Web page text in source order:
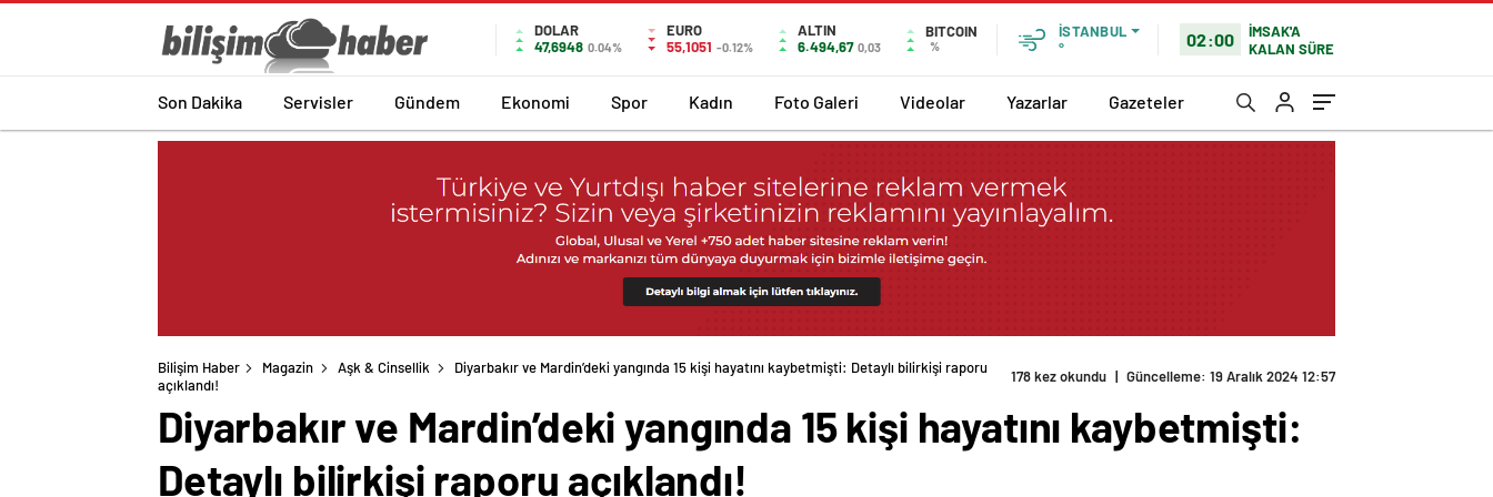
DOLAR
47,6948 0.04%
EURO
55,1051 -0.12%
ALTIN
6.494,67 0,03
BITCOIN
%
İSTANBUL
°
02:00
İMSAK'A
KALAN SÜRE
Son Dakika Servisler Gündem Ekonomi Spor Kadın Foto Galeri Videolar Yazarlar Gazeteler
Bilişim Haber Magazin Aşk & Cinsellik Diyarbakır ve Mardin’deki yangında 15 kişi hayatını kaybetmişti: Detaylı bilirkişi raporu açıklandı!
Diyarbakır ve Mardin’deki yangında 15 kişi hayatını kaybetmişti:
Detaylı bilirkişi raporu açıklandı!